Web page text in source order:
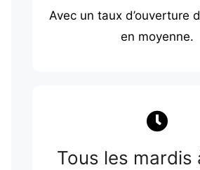
Avec un taux d’ouverture
en moyenne.
Tous les mardis